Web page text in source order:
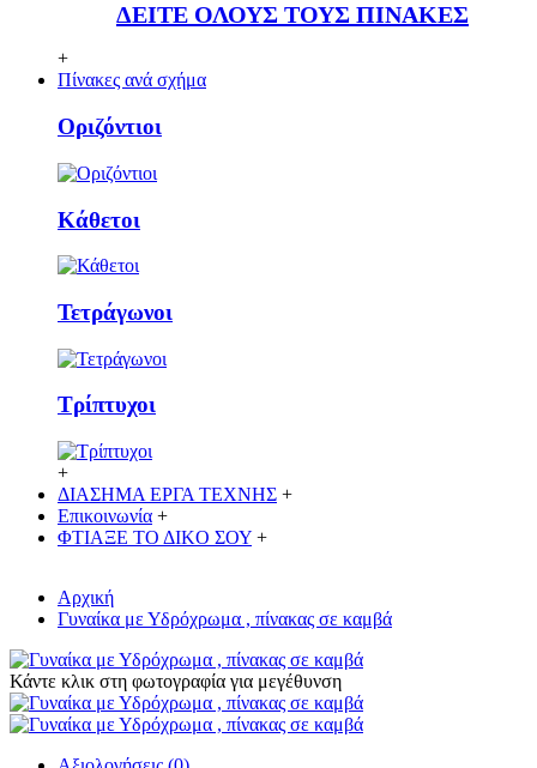
ΔΕΙΤΕ ΟΛΟΥΣ ΤΟΥΣ ΠΙΝΑΚΕΣ
+
Πίνακες ανά σχήμα
Οριζόντιοι
Κάθετoι
Τετράγωνοι
Τρίπτυχοι
+
ΔΙΑΣΗΜΑ ΕΡΓΑ ΤΕΧΝΗΣ +
Επικοινωνία +
ΦΤΙΑΞΕ ΤΟ ΔΙΚO ΣΟΥ +
Αρχική
Γυναίκα με Υδρόχρωμα , πίνακας σε καμβά
Κάντε κλικ στη φωτογραφία για μεγέθυνση